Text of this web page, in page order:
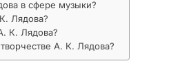
в сфере музыки?
Лядова?
К. Лядова?
А. К. Лядова?